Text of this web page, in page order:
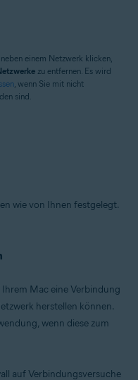
einem Netzwerk klicken,
zu entfernen. Es wird
, wenn Sie mit nicht
sind.
wie von Ihnen festgelegt.
Mac eine Verbindung
herstellen können.
wenn diese zum
auf Verbindungsversuche